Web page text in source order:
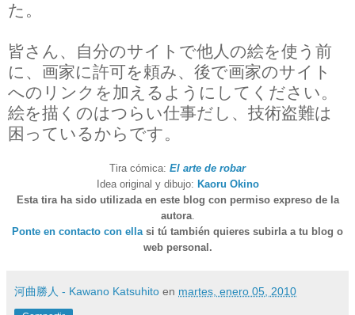
た。
皆さん、自分のサイトで他人の絵を使う前
に、画家に許可を頼み、後で画家のサイト
へのリンクを加えるようにしてください。
絵を描くのはつらい仕事だし、技術盗難は
困っているからです。
Tira cómica: El arte de robar
Idea original y dibujo: Kaoru Okino
Esta tira ha sido utilizada en este blog con permiso expreso de la
autora.
Ponte en contacto con ella si tú también quieres subirla a tu blog o
web personal.
河曲勝人 - Kawano Katsuhito en martes, enero 05, 2010